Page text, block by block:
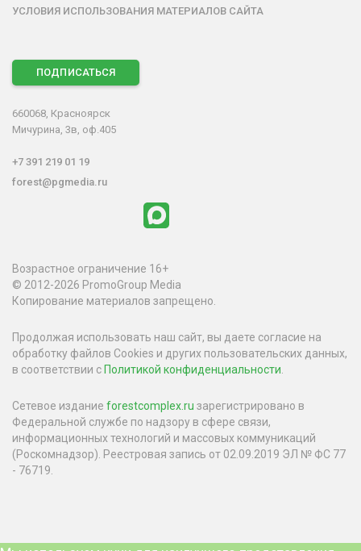
УСЛОВИЯ ИСПОЛЬЗОВАНИЯ МАТЕРИАЛОВ САЙТА
ПОДПИСАТЬСЯ
660068, Красноярск
Мичурина, 3в, оф.405
+7 391 219 01 19
forest@pgmedia.ru
Возрастное ограничение 16+
© 2012-2026 PromoGroup Media
Копирование материалов запрещено.
Продолжая использовать наш сайт, вы даете согласие на
обработку файлов Cookies и других пользовательских данных,
в соответствии сПолитикой конфиденциальности
Сетевое издание forestcomplex.ru зарегистрировано в
Федеральной службе по надзору в сфере связи,
информационных технологий и массовых коммуникаций
(Роскомнадзор). Реестровая запись от 02.09.2019 ЭЛ № ФС 77
- 76719.